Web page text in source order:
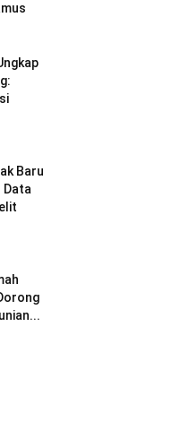
Baru
Data